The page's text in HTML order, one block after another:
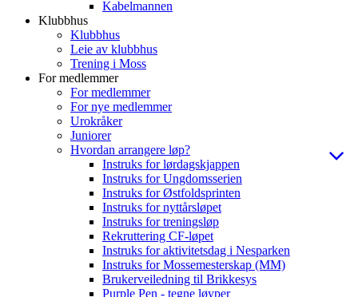
Kabelmannen
Klubbhus
Klubbhus
Leie av klubbhus
Trening i Moss
For medlemmer
For medlemmer
For nye medlemmer
Urokråker
Juniorer
Hvordan arrangere løp?
Instruks for lørdagskjappen
Instruks for Ungdomsserien
Instruks for Østfoldsprinten
Instruks for nyttårsløpet
Instruks for treningsløp
Rekruttering CF-løpet
Instruks for aktivitetsdag i Nesparken
Instruks for Mossemesterskap (MM)
Brukerveiledning til Brikkesys
Purple Pen - tegne løyper